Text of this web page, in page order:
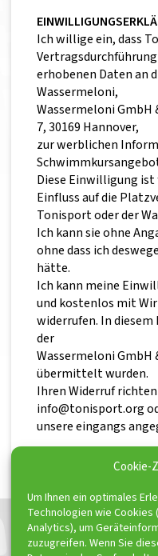
Cookie-
Um Ihnen ein optimales
Technologien wie Cookies
Analytics), um
zuzugreifen. Wenn Sie
Ich willige ein, dass
Vertragsdurchführung
erhobenen Daten an
Wassermeloni,
Wassermeloni GmbH
7, 30169 Hannover,
zur werblichen
Diese Einwilligung
Einfluss auf die
Tonisport oder der
Ich kann sie ohne
ohne dass ich
hätte.
Ich kann meine
und kostenlos mit
widerrufen. In
der
Wassermeloni GmbH
übermittelt wurden.
Ihren Widerruf
info@tonisport.org
unsere eingangs
Stand Januar 2025